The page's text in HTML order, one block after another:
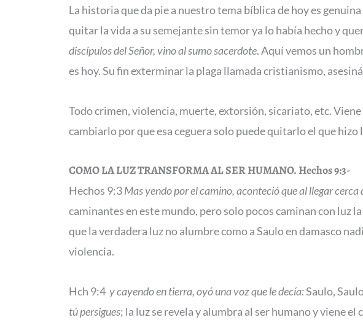
La historia que da pie a nuestro tema bíblica de hoy es
quitar la vida a su semejante sin temor ya lo había hecho y
discípulos del Señor, vino al sumo sacerdote. Aquí vemos un
es hoy. Su fin exterminar la plaga llamada cristianismo,
Todo crimen, violencia, muerte, extorsión, sicariato, etc.
cambiarlo por que esa ceguera solo puede quitarlo el que hizo
COMO LA LUZ TRANSFORMA AL SER HUMANO.Hechos 9:3-
Hechos 9:3Mas yendo por el camino, aconteció que al llegar
caminantes en este mundo, pero solo pocos caminan con luz
que la verdadera luz no alumbre como a Saulo en damasco
violencia.
Hch 9:4 y cayendo en tierra, oyó una voz que le decía:Saulo,
tú persigues; la luz se revela y alumbra al ser humano y viene